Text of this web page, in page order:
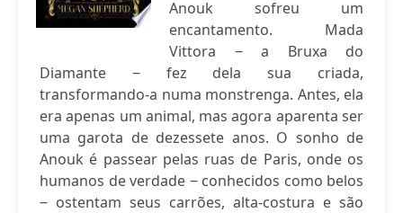
Anouk sofreu um
encantamento. Mada
Vittora ‒ a Bruxa do
Diamante ‒ fez dela sua criada,
transformando-a numa monstrenga. Antes, ela
era apenas um animal, mas agora aparenta ser
uma garota de dezessete anos. O sonho de
Anouk é passear pelas ruas de Paris, onde os
humanos de verdade ‒ conhecidos como belos
‒ ostentam seus carrões, alta-costura e são